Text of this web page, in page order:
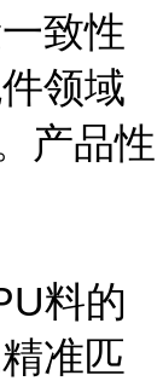
致性
领域
产品性
料的
准匹